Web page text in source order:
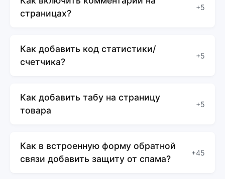
страницах?
+5
Как добавить код статистики/
счетчика?
+5
Как добавить табу на страницу
товара
+5
Как в встроенную форму обратной
связи добавить защиту от спама?
+45